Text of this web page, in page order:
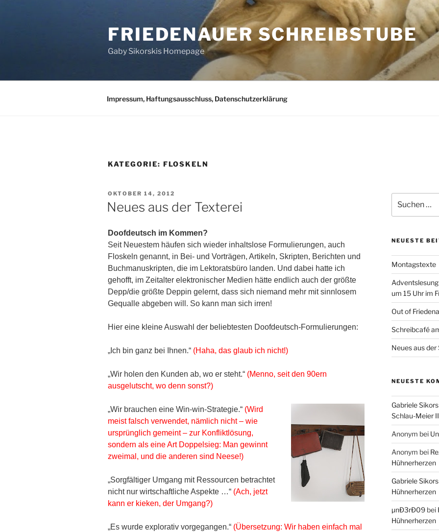
FRIEDENAUER SCHREIBSTUBE
Gaby Sikorskis Homepage
Impressum, Haftungsausschluss, Datenschutzerklärung
KATEGORIE: FLOSKELN
VERÖFFENTLICHT
AM
OKTOBER 14, 2012
Neues aus der Texterei
Doofdeutsch im Kommen?
Seit Neuestem häufen sich wieder inhaltslose Formulierungen, auch
Floskeln genannt, in Bei- und Vorträgen, Artikeln, Skripten, Berichten und
Buchmanuskripten, die im Lektoratsbüro landen. Und dabei hatte ich
gehofft, im Zeitalter elektronischer Medien hätte endlich auch der größte
Depp/die größte Deppin gelernt, dass sich niemand mehr mit sinnlosem
Gequalle abgeben will. So kann man sich irren!
Hier eine kleine Auswahl der beliebtesten Doofdeutsch-Formulierungen:
„Ich bin ganz bei Ihnen.“ (Haha, das glaub ich nicht!)
„Wir holen den Kunden ab, wo er steht.“ (Menno, seit den 90ern
ausgelutscht, wo denn sonst?)
„Wir brauchen eine Win-win-Strategie.“ (Wird
meist falsch verwendet, nämlich nicht – wie
ursprünglich gemeint – zur Konfliktlösung,
sondern als eine Art Doppelsieg: Man gewinnt
zweimal, und die anderen sind Neese!)
„Sorgfältiger Umgang mit Ressourcen betrachtet
nicht nur wirtschaftliche Aspekte …“ (Ach, jetzt
kann er kieken, der Umgang?)
„Es wurde explorativ vorgegangen.“ (Übersetzung: Wir haben einfach mal
nach:
NEUESTE
Montagstexte
um 15 Uhr im
Out of
Schreibcafé
Neues aus
NEUESTE
Gabriele
Schlau-Meier II
Anonym bei
Anonym bei
Hühnerherzen
Gabriele
Hühnerherzen
µnÐ3rÐ09bei
Hühnerherzen